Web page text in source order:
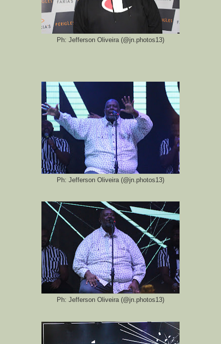
Ph: Jefferson Oliveira (@jn.photos13)
Ph: Jefferson Oliveira (@jn.photos13)
Ph: Jefferson Oliveira (@jn.photos13)